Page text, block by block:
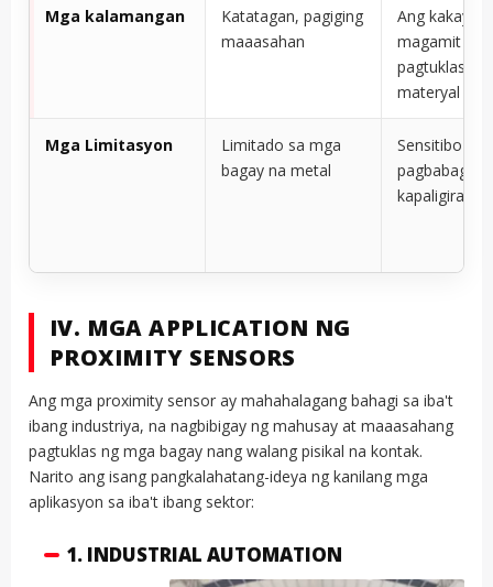
Mga kalamangan
Katatagan, pagiging
maaasahan
Ang
magamit sa
pagtuklas ng
materyal
Mga Limitasyon
Limitado sa mga
bagay na metal
Sensitibo sa
pagbabago
kapaligiran
IV. MGA APPLICATION NG
PROXIMITY SENSORS
Ang mga proximity sensor ay mahahalagang bahagi sa iba't
ibang industriya, na nagbibigay ng mahusay at maaasahang
pagtuklas ng mga bagay nang walang pisikal na kontak.
Narito ang isang pangkalahatang-ideya ng kanilang mga
aplikasyon sa iba't ibang sektor:
1. INDUSTRIAL AUTOMATION